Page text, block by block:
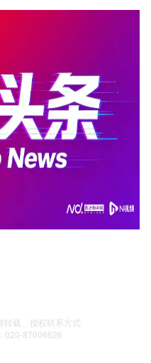
转载、授权联系方式
020-87006626